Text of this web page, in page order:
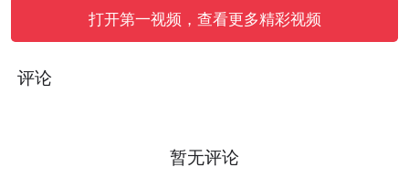
打开第一视频，查看更多精彩视频
评论
暂无评论